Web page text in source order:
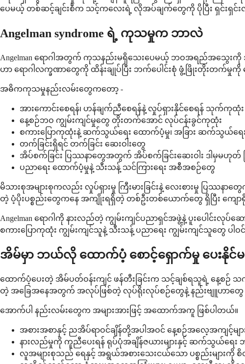
ပေမယ့် တစ်ဆင့်ချင်းစီက သင့်ကလေးရဲ့ လိုအပ်ချက်တွေကို ပိုပြီး ရှင်းရှင်း
Angelman syndrome ရဲ့ ကုသမှုက ဘာလဲ
Angelman ရောဂါအတွက် ကုသနည်းမရှိသေးပေမယ့် ဘဝအရည်အသွေး
ဟာ ရောဂါလက္ခဏာတွေကို ထိန်းချုပ်ပြီး ဘက်ပေါင်းစုံ ဖွံ့ဖြိုးတိုးတက်မှု
အဓိကကုသမှုနည်းလမ်းတွေကတော့ -
အားကောင်းစေရန်၊ ဟန်ချက်ညီစေရန်နဲ့ လှုပ်ရှားနိုင်စေရန် သုက်ကုထုံး
နေ့စဉ်ဘဝ ကျွမ်းကျင်မှုတွေ တိုးတက်အောင် လုပ်ငန်းခွင်ကုထုံး
စကားပြောကုထုံးနဲ့ ဆက်သွယ်ရေး ထောက်ပံ့မှု၊ အခြား ဆက်သွယ်ရ
တက်ခြင်းရှိရင် တက်ခြင်း ဆေးဝါးတွေ
အိပ်စက်ခြင်း ပြဿနာတွေအတွက် အိပ်စက်ခြင်းဆေးဝါး ဒါမှမဟုတ်
ပညာရေး ထောက်ပံ့မှုနဲ့ သီးသန့် သင်ကြားရေး အစီအစဉ်တွေ
မိသားစုအများစုကလည်း လှုပ်ရှားမှု ကြီးမားခြင်းနဲ့ လေးစားမှု ပ
တဲ့ ပံ့ပိုးပစ္စည်းတွေကနေ အကျိုးရရှိတဲ့ တစ်ဦးတစ်ယောက်တွေ ရှိပြီး ကျေ
Angelman ရောဂါကို နားလည်တဲ့ ကျွမ်းကျင်ပညာရှင်အဖွဲ့နဲ့ ပူးပေါင်း
စကားပြောကုထုံး ကျွမ်းကျင်သူနဲ့ သီးသန့် ပညာရေး ကျွမ်းကျင်သူတွေ ပ
အိမ်မှာ ဘယ်လို ထောက်ပံ့ စောင့်ရှောက်မှု ပေးနိုင်
ထောက်ပံ့ပေးတဲ့ အိမ်ပတ်ဝန်းကျင် ဖန်တီးခြင်းက သင့်ချစ်ရသူရဲ့ နေ့စဉ်
တဲ့ အခြေအနေအတွက် အလုပ်ဖြစ်တဲ့ လုပ်ရိုးလုပ်စဉ်တွေနဲ့ နည်းဗျူဟာတွေ
အောက်ပါ နည်းလမ်းတွေက အများအားဖြင့် အထောက်အကူ ဖြစ်ပါတယ်။
အစားအစာနှင့် ညအိပ်ရာဝင်ချိန်တို့အပါအဝင် နေ့စဉ်အလေ့အကျင့်မ
နားလည်မှုကို ကူညီပေးရန် ရုပ်ပုံအချိန်ဇယားများနှင့် ဆက်သွယ်ရေး
လူအများစုသည် ရေနှင့် အရွယ်အစားသေးငယ်သော ပစ္စည်းများကို